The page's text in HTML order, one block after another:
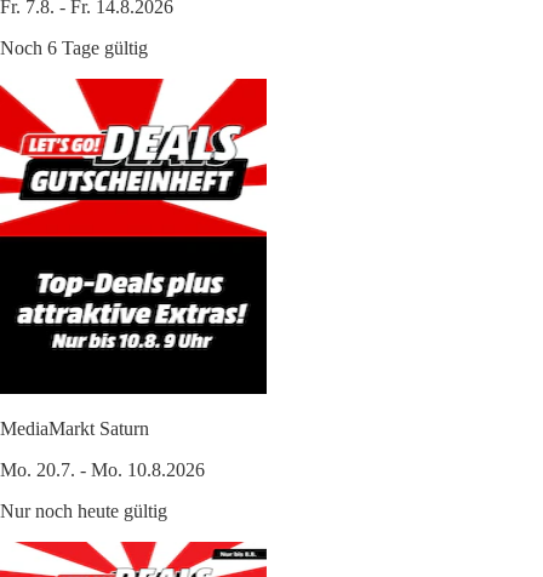
Fr. 7.8. - Fr. 14.8.2026
Noch 6 Tage gültig
MediaMarkt Saturn
Mo. 20.7. - Mo. 10.8.2026
Nur noch heute gültig